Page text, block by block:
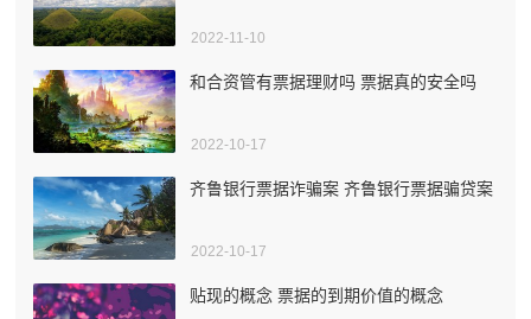
2022-11-10
和合资管有票据理财吗 票据真的安全吗
2022-10-17
齐鲁银行票据诈骗案 齐鲁银行票据骗贷案
2022-10-17
贴现的概念 票据的到期价值的概念